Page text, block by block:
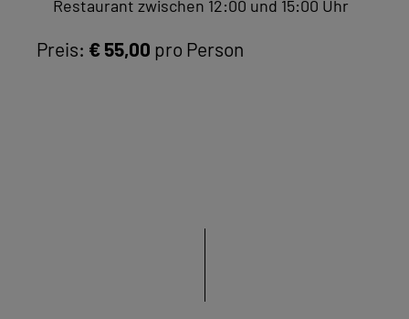
Restaurant zwischen 12:00 und 15:00 Uhr
Preis: € 55,00 pro Person